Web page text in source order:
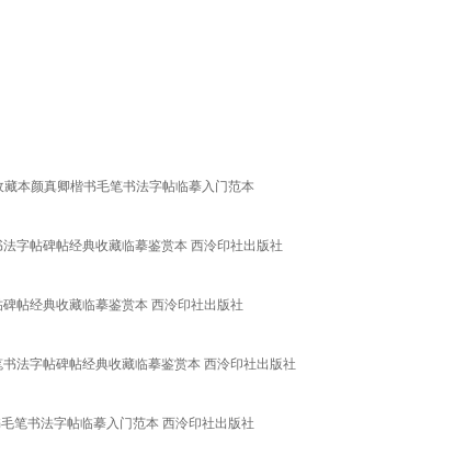
本颜真卿楷书毛笔书法字帖临摹入门范本
字帖碑帖经典收藏临摹鉴赏本 西泠印社出版社
帖经典收藏临摹鉴赏本 西泠印社出版社
法字帖碑帖经典收藏临摹鉴赏本 西泠印社出版社
笔书法字帖临摹入门范本 西泠印社出版社